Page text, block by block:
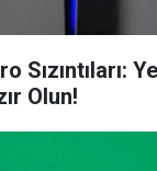
Sızıntıları:
Olun!